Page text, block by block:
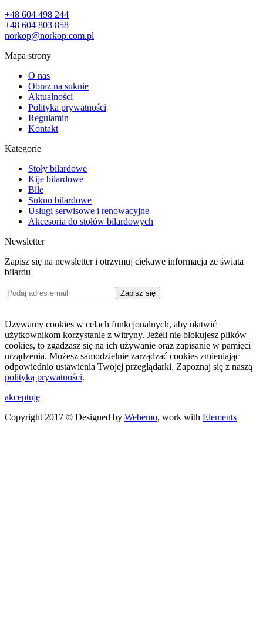
+48 604 498 244
+48 604 803 858
norkop@norkop.com.pl
Mapa strony
O nas
Obraz na suknie
Aktualności
Polityka prywatności
Regulamin
Kontakt
Kategorie
Stoły bilardowe
Kije bilardowe
Bile
Sukno bilardowe
Usługi serwisowe i renowacyjne
Akcesoria do stołów bilardowych
Newsletter
Zapisz się na newsletter i otrzymuj ciekawe informacja ze świata
bilardu
Zapisz się
Używamy cookies w celach funkcjonalnych, aby ułatwić
użytkownikom korzystanie z witryny. Jeżeli nie blokujesz plików
cookies, to zgadzasz się na ich używanie oraz zapisanie w pamięci
urządzenia. Możesz samodzielnie zarządzać cookies zmieniając
odpowiednio ustawienia Twojej przeglądarki. Zapoznaj się z naszą
polityką prywatności.
akceptuję
Copyright 2017 © Designed by Webemo, work with Elements